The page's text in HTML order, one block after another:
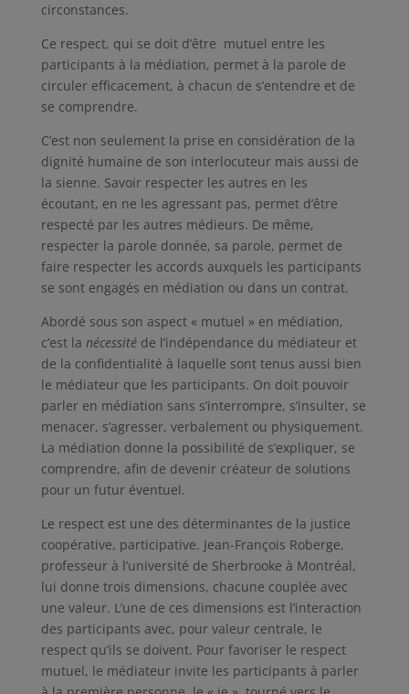
circonstances.
Ce respect, qui se doit d’être mutuel entre les
participants à la médiation, permet à la parole de
circuler efficacement, à chacun de s’entendre et de
se comprendre.
C’est non seulement la prise en considération de la
dignité humaine de son interlocuteur mais aussi de
la sienne. Savoir respecter les autres en les
écoutant, en ne les agressant pas, permet d’être
respecté par les autres médieurs. De même,
respecter la parole donnée, sa parole, permet de
faire respecter les accords auxquels les participants
se sont engagés en médiation ou dans un contrat.
Abordé sous son aspect « mutuel » en médiation,
c’est la nécessité de l’indépendance du médiateur et
de la confidentialité à laquelle sont tenus aussi bien
le médiateur que les participants. On doit pouvoir
parler en médiation sans s’interrompre, s’insulter, se
menacer, s’agresser, verbalement ou physiquement.
La médiation donne la possibilité de s’expliquer, se
comprendre, afin de devenir créateur de solutions
pour un futur éventuel.
Le respect est une des déterminantes de la justice
coopérative, participative. Jean-François Roberge,
professeur à l’université de Sherbrooke à Montréal,
lui donne trois dimensions, chacune couplée avec
une valeur. L’une de ces dimensions est l’interaction
des participants avec, pour valeur centrale, le
respect qu’ils se doivent. Pour favoriser le respect
mutuel, le médiateur invite les participants à parler